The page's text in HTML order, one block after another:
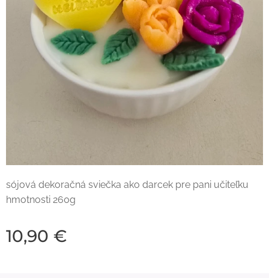
sójová dekoračná sviečka ako darcek pre pani učiteľku
hmotnosti 260g
10,90 €